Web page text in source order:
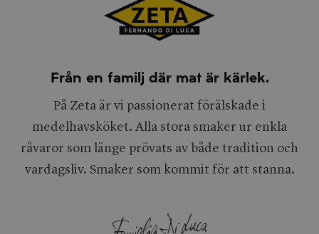
Från en familj där mat är kärlek.
På Zeta är vi passionerat förälskade i
medelhavsköket. Alla stora smaker ur enkla
råvaror som länge prövats av både tradition och
vardagsliv. Smaker som kommit för att stanna.